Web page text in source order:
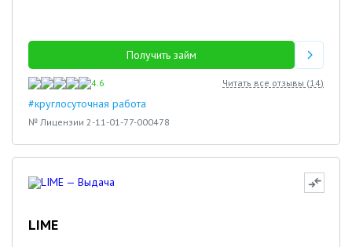
Получить займ
4.6 Читать все отзывы (14)
#круглосуточная работа
№ Лицензии 2-11-01-77-000478
LIME